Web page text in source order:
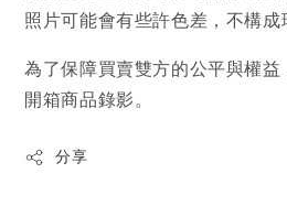
照片可能會有些許色差，不構成
為了保障買賣雙方的公平與權
開箱商品錄影。
分享